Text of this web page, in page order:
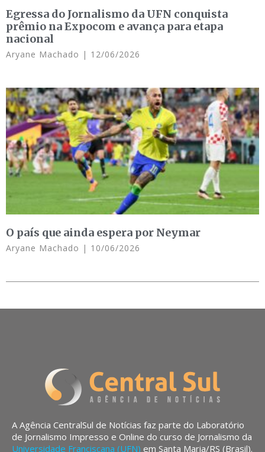
Egressa do Jornalismo da UFN conquista
prêmio na Expocom e avança para etapa
nacional
Aryane Machado 12/06/2026
O país que ainda espera por Neymar
Aryane Machado 10/06/2026
A Agência CentralSul de Notícias faz parte do Laboratório
de Jornalismo Impresso e Online do curso de Jornalismo da
Universidade Franciscana (UFN) em Santa Maria/RS (Brasil).